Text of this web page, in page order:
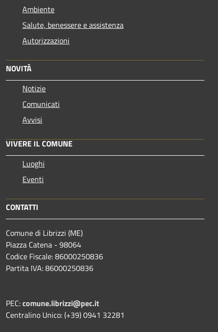
Ambiente
Salute, benessere e assistenza
Autorizzazioni
NOVITÀ
Notizie
Comunicati
Avvisi
VIVERE IL COMUNE
Luoghi
Eventi
CONTATTI
Comune di Librizzi (ME)
Piazza Catena - 98064
Codice Fiscale: 86000250836
Partita IVA: 86000250836
PEC:comune.librizzi@pec.it
Centralino Unico: (+39) 0941 32281